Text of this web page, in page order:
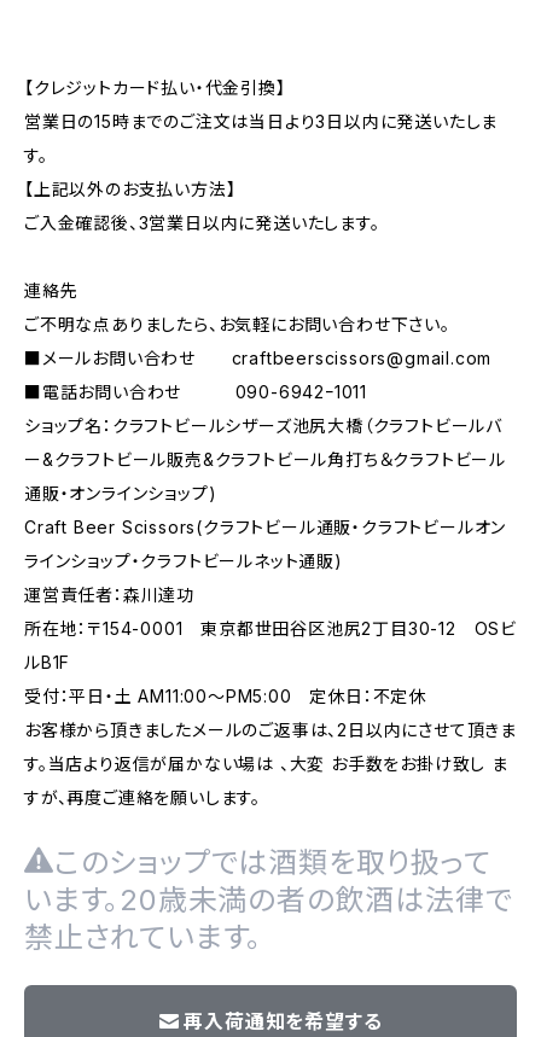
【クレジットカード払い・代金引換】
営業日の15時までのご注文は当日より3日以内に発送いたしま
す。
【上記以外のお支払い方法】
ご入金確認後、3営業日以内に発送いたします。
連絡先
ご不明な点ありましたら、お気軽にお問い合わせ下さい。
■メールお問い合わせ craftbeerscissors@gmail.com
■電話お問い合わせ 090-6942ｰ1011
ショップ名：クラフトビールシザーズ池尻大橋（クラフトビールバ
ー&クラフトビール販売&クラフトビール角打ち＆クラフトビール
通販・オンラインショップ)
Craft Beer Scissors(クラフトビール通販・クラフトビールオン
ラインショップ・クラフトビールネット通販)
運営責任者：森川達功
所在地：〒154-0001 東京都世田谷区池尻2丁目30-12 OSビ
ルB1F
受付：平日・土 AM11:00～PM5:00 定休日：不定休
お客様から頂きましたメールのご返事は、2日以内にさせて頂きま
す。当店より返信が届かない場は 、大変 お手数をお掛け致し ま
すが、再度ご連絡を願いします。
このショップでは酒類を取り扱って
います。20歳未満の者の飲酒は法律で
禁止されています。
再入荷通知を希望する